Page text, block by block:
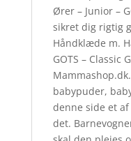
Ører – Junior –
sikret dig rigtig
Håndklæde m.
GOTS – Classic
babypuder,
denne side et
det.